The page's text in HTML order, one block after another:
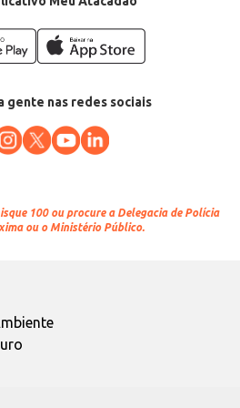
gente nas redes sociais
100 ou procure a Delegacia de Polícia
ou o Ministério Público.